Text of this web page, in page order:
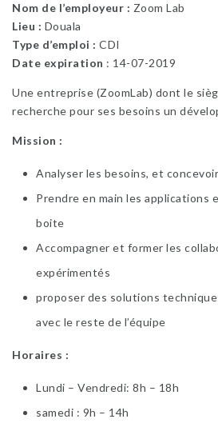
Nom de l’employeur : Zoom Lab
Lieu : Douala
Type d’emploi : CDI
Date expiration : 14-07-2019
Une entreprise (ZoomLab) dont le
recherche pour ses besoins un
Mission :
Analyser les besoins, et
Prendre en main les applications
boite
Accompagner et former les
expérimentés
proposer des solutions
avec le reste de l’équipe
Horaires :
Lundi – Vendredi: 8h – 18h
samedi : 9h – 14h